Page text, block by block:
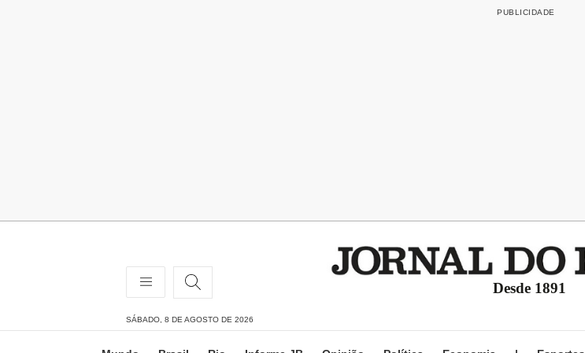
Desde 1891
SÁBADO, 8 DE AGOSTO DE 2026